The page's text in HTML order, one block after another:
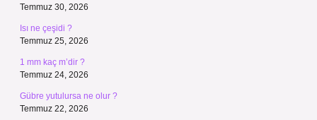
Temmuz 30, 2026
Isı ne çeşidi ?
Temmuz 25, 2026
1 mm kaç m’dir ?
Temmuz 24, 2026
Gübre yutulursa ne olur ?
Temmuz 22, 2026